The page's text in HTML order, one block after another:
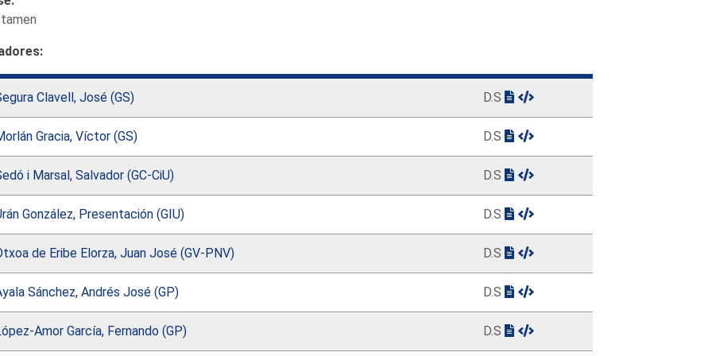
Clavell, José (GS) D.S
Gracia, Víctor (GS) D.S
i Marsal, Salvador (GC-CiU) D.S
González, Presentación (GIU) D.S
de Eribe Elorza, Juan José (GV-PNV) D.S
Sánchez, Andrés José (GP) D.S
Amor García, Fernando (GP) D.S